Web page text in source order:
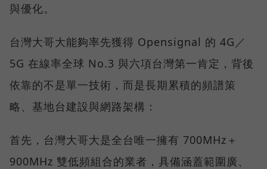
與優化。
台灣大哥大能夠率先獲得 Opensignal 的 4G／
5G 在線率全球 No.3 與六項台灣第一肯定，背後
依靠的不是單一技術，而是長期累積的頻譜策
略、基地台建設與網路架構：
首先，台灣大哥大是全台唯一擁有 700MHz＋
900MHz 雙低頻組合的業者，具備涵蓋範圍廣、